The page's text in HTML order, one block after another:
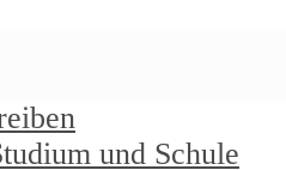
und Schule